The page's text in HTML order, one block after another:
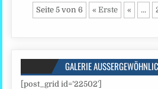
Seite 5 von 6 « Erste « ...
GALERIE
[post_grid id=’22502′]